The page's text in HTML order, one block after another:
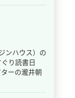
ンハウス）の
り読書日
ーの瀧井朝